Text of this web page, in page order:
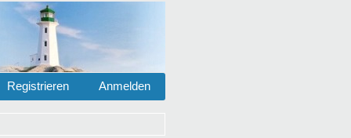
Anmelden
Registrieren